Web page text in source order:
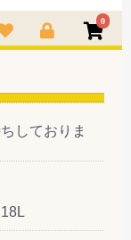
0
しておりま